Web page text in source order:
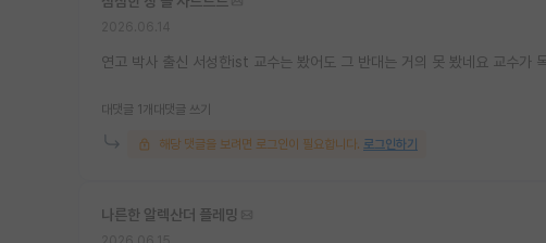
연고 박사 출신 서성한ist 교수는 봤어도 그 반대는 거의 못 봤네요 교수가
대댓글 1개 대댓글 쓰기
해당 댓글을 보려면 로그인이 필요합니다. 로그인하기
나른한 알렉산더 플레밍